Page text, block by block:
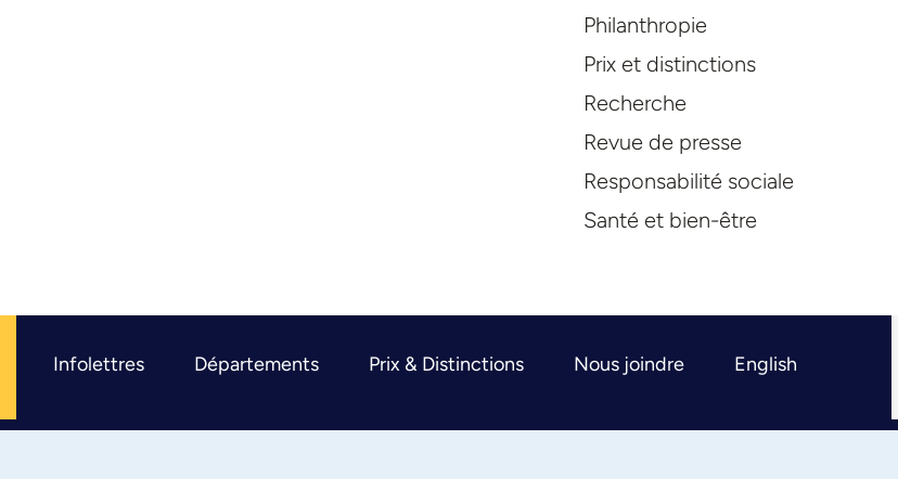
Philanthropie
Prix et distinctions
Recherche
Revue de presse
Responsabilité sociale
Santé et bien-être
Infolettres Départements Prix & Distinctions Nous joindre English